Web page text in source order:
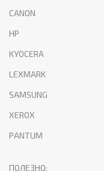
CANON
HP
KYOCERA
LEXMARK
SAMSUNG
XEROX
PANTUM
ПОЛЕЗНО: